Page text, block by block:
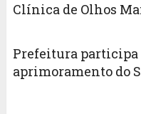
Clínica de Olhos
Prefeitura participa
aprimoramento do